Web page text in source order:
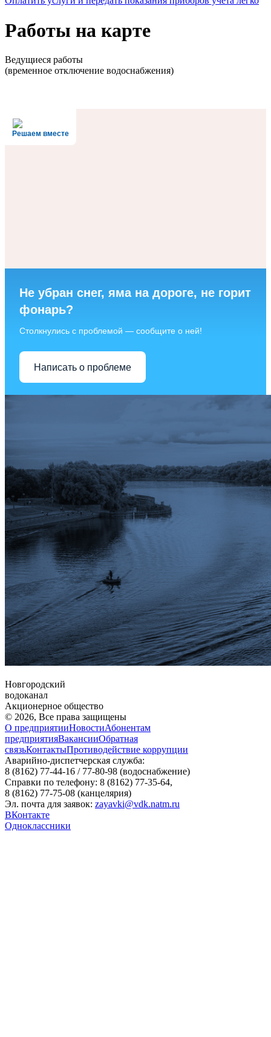
Работы на карте
Ведущиеся работы
(временное отключение водоснабжения)
Решаем вместе
Не убран снег, яма на дороге, не горит
фонарь?
Столкнулись с проблемой — сообщите о ней!
Написать о проблеме
Новгородский
водоканал
Акционерное общество
© 2026, Все права защищены
О предприятииНовостиАбонентам
предприятияВакансииОбратная
связьКонтактыПротиводействие коррупции
Аварийно-диспетчерская служба:
8 (8162) 77-44-16 / 77-80-98 (водоснабжение)
Справки по телефону: 8 (8162) 77-35-64,
8 (8162) 77-75-08 (канцелярия)
Эл. почта для заявок: zayavki@vdk.natm.ru
ВКонтакте
Одноклассники